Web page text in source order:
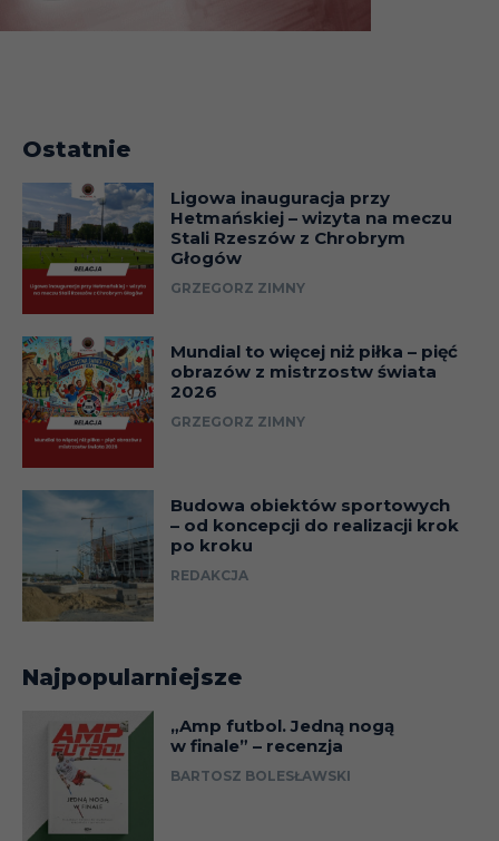
Ostatnie
Ligowa inauguracja przy
Hetmańskiej – wizyta na meczu
Stali Rzeszów z Chrobrym
Głogów
GRZEGORZ ZIMNY
Mundial to więcej niż piłka – pięć
obrazów z mistrzostw świata
2026
GRZEGORZ ZIMNY
Budowa obiektów sportowych
– od koncepcji do realizacji krok
po kroku
REDAKCJA
Najpopularniejsze
„Amp futbol. Jedną nogą
w finale” – recenzja
BARTOSZ BOLESŁAWSKI